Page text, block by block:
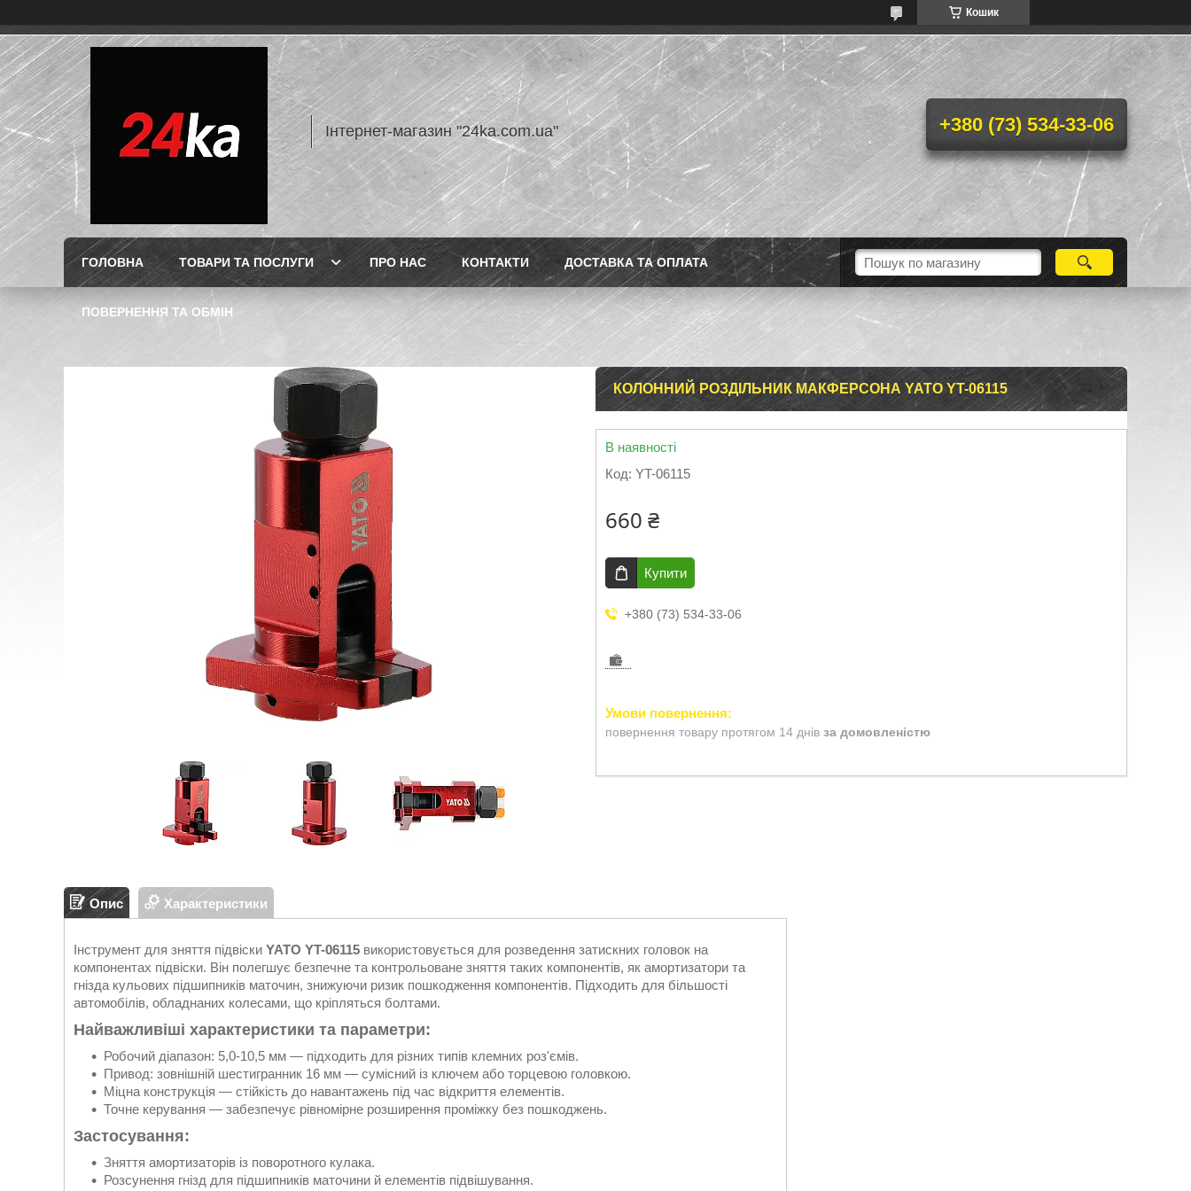
Кошик
Інтернет-магазин "24ka.com.ua" +380 (73) 534-33-06
ГОЛОВНА ТОВАРИ ТА ПОСЛУГИ ПРО НАС КОНТАКТИ ДОСТАВКА ТА ОПЛАТА
ПОВЕРНЕННЯ ТА ОБМІН
КОЛОННИЙ РОЗДІЛЬНИК МАКФЕРСОНА YATO YT-06115
В наявності
Код: YT-06115
660 ₴
Купити
+380 (73) 534-33-06
повернення товару протягом 14 днів за домовленістю
Опис Характеристики
Інструмент для зняття підвіски YATO YT-06115 використовується для розведення затискних головок на
компонентах підвіски. Він полегшує безпечне та контрольоване зняття таких компонентів, як амортизатори та
гнізда кульових підшипників маточин, знижуючи ризик пошкодження компонентів. Підходить для більшості
автомобілів, обладнаних колесами, що кріпляться болтами.
Найважливіші характеристики та параметри:
Робочий діапазон: 5,0-10,5 мм — підходить для різних типів клемних роз'ємів.
Привод: зовнішній шестигранник 16 мм — сумісний із ключем або торцевою головкою.
Міцна конструкція — стійкість до навантажень під час відкриття елементів.
Точне керування — забезпечує рівномірне розширення проміжку без пошкоджень.
Застосування:
Зняття амортизаторів із поворотного кулака.
Розсунення гнізд для підшипників маточини й елементів підвішування.